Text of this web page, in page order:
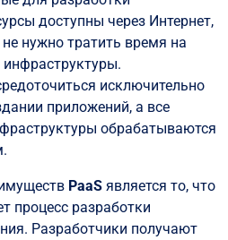
доступны через Интернет,
нужно тратить время на
инфраструктуры.
исключительно
приложений, а все
обрабатываются
PaaS является то, что
процесс разработки
Разработчики получают